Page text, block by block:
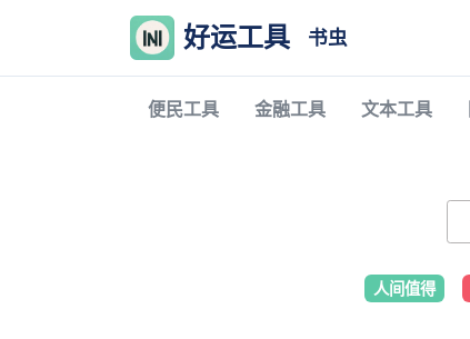
好运工具 书虫
便民工具 金融工具 文本工具
人间值得